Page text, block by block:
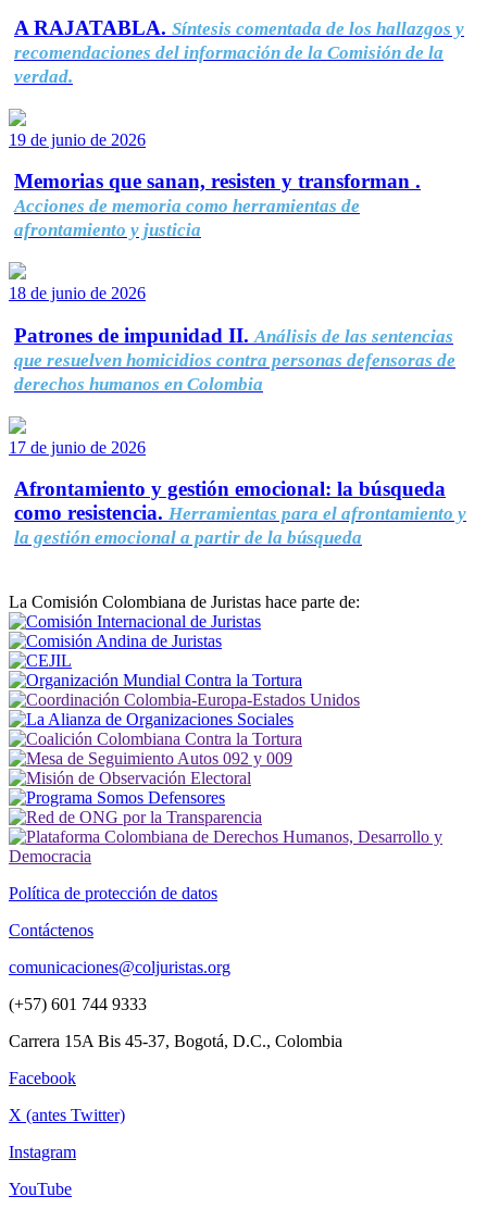
A RAJATABLA. Síntesis comentada de los hallazgos y
recomendaciones del información de la Comisión de la
verdad.
19 de junio de 2026
Memorias que sanan, resisten y transforman .
Acciones de memoria como herramientas de
afrontamiento y justicia
18 de junio de 2026
Patrones de impunidad II. Análisis de las sentencias
que resuelven homicidios contra personas defensoras de
derechos humanos en Colombia
17 de junio de 2026
Afrontamiento y gestión emocional: la búsqueda
como resistencia. Herramientas para el afrontamiento y
la gestión emocional a partir de la búsqueda
La Comisión Colombiana de Juristas hace parte de:
Política de protección de datos
Contáctenos
comunicaciones@coljuristas.org
(+57) 601 744 9333
Carrera 15A Bis 45-37, Bogotá, D.C., Colombia
Facebook
X (antes Twitter)
Instagram
YouTube